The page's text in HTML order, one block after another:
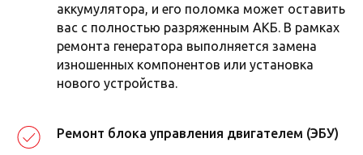
аккумулятора, и его поломка может оставить
вас с полностью разряженным АКБ. В рамках
ремонта генератора выполняется замена
изношенных компонентов или установка
нового устройства.
Ремонт блока управления двигателем (ЭБУ)
Цены на ремонт электрики*